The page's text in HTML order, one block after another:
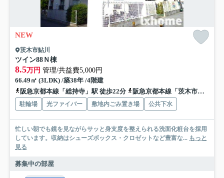
NEW
茨木市鮎川
ツイン88Ｎ棟
8.5万円 管理/共益費5,000円
66.49㎡ (3LDK) /築38年 /4階建
阪急京都本線「総持寺」駅 徒歩22分
阪急京都本線「茨木市」駅 徒歩26分
駐輪場 光ファイバー 敷地内ごみ置き場 公共下水
忙しい朝でも鏡を見ながらサッと身支度を整えられる洗面化粧台を採用
しています。収納はシューズボックス・クロゼットなど豊富な... もっと
見る
募集中の部屋